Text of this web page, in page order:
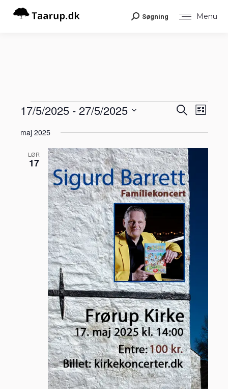
Menu
Search:
Søgning
Begivenheder
og
Søg
efter
Liste
17/5/2025 - 27/5/2025
maj 2025
LØR
17